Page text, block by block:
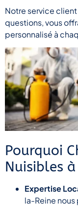
Notre service
questions, vous
personnalisé à
Pourquoi
Nuisibles
Expertise
la-Reine